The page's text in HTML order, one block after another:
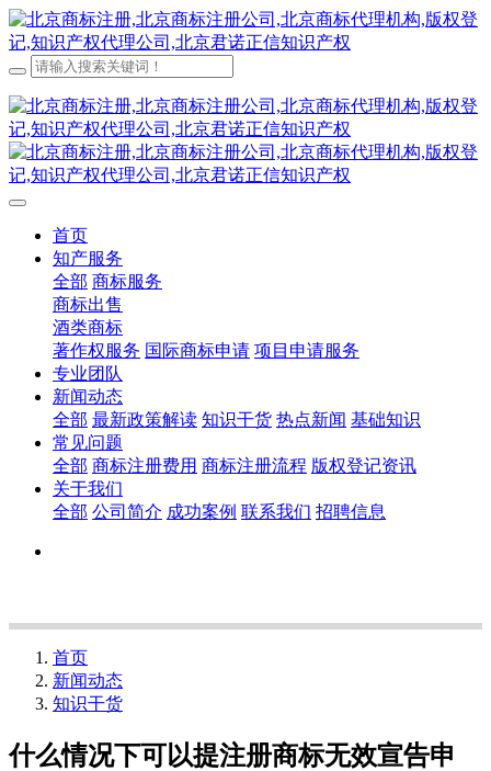
首页
知产服务
全部 商标服务
商标出售
酒类商标
著作权服务 国际商标申请 项目申请服务
专业团队
新闻动态
全部 最新政策解读 知识干货 热点新闻 基础知识
常见问题
全部 商标注册费用 商标注册流程 版权登记资讯
关于我们
全部 公司简介 成功案例 联系我们 招聘信息
首页
新闻动态
知识干货
什么情况下可以提注册商标无效宣告申